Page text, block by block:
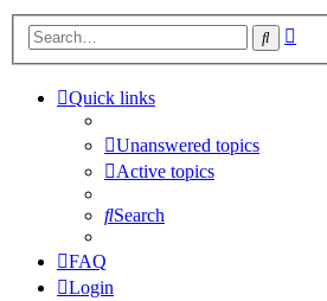
Search
Quick links
Unanswered topics
Active topics
Search
FAQ
Login